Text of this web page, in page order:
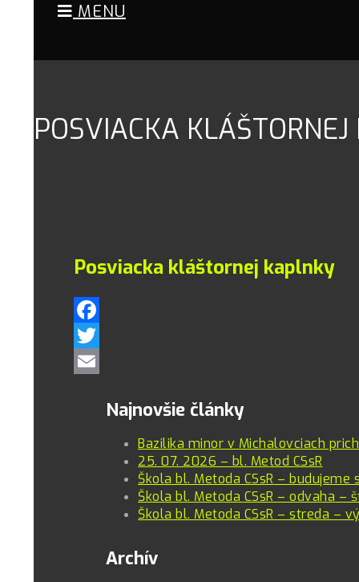
MENU
POSVIACKA
Posviacka kláštornej kaplnky
Facebook
Twitter
Najnovšie články
Bazilika minor v Michalovciach
25. 07. 2026 – bl. Metod CSsR
Škola bl. Metoda CSsR –
Škola bl. Metoda CSsR – odvaha –
Škola bl. Metoda CSsR – streda –
Archív